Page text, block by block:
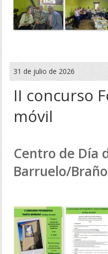
31 de julio de 2026
II concurso
móvil
Centro de Día
Barruelo/